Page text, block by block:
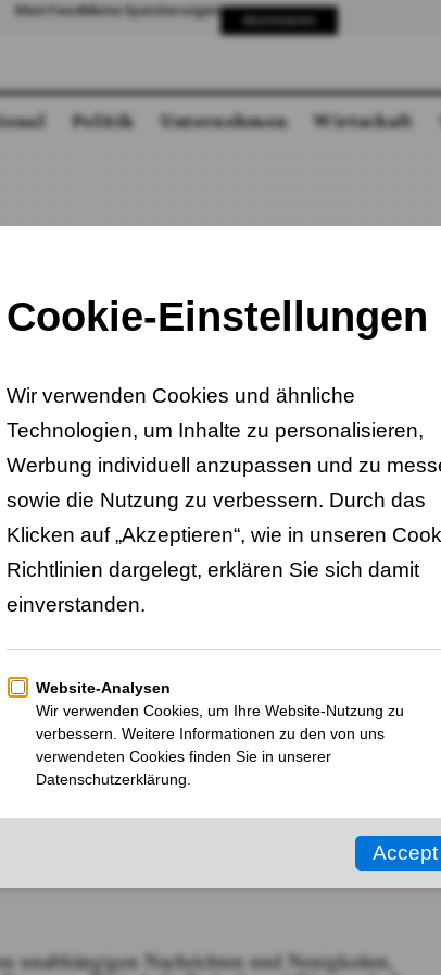
Mein FeedMeine Speicherungen
Abonnieren
Politik Unternehmen Wirtschaft
unabhängigen Nachrichten und Neuigkeiten,